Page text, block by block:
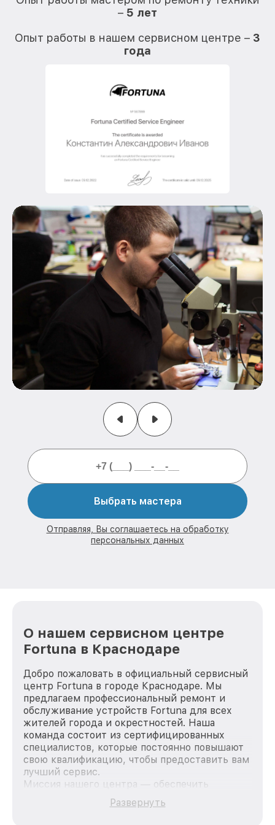
– 5 лет
Опыт работы в нашем сервисном центре – 3
года
Выбрать мастера
Отправляя, Вы соглашаетесь на обработку
персональных данных
О нашем сервисном центре
Fortuna в Краснодаре
Добро пожаловать в официальный сервисный
центр Fortuna в городе Краснодаре. Мы
предлагаем профессиональный ремонт и
обслуживание устройств Fortuna для всех
жителей города и окрестностей. Наша
команда состоит из сертифицированных
специалистов, которые постоянно повышают
свою квалификацию, чтобы предоставить вам
лучший сервис.
Миссия нашего центра — обеспечить
качественный и доступный ремонт для
каждого пользователя продукции Fortuna, вне
Развернуть